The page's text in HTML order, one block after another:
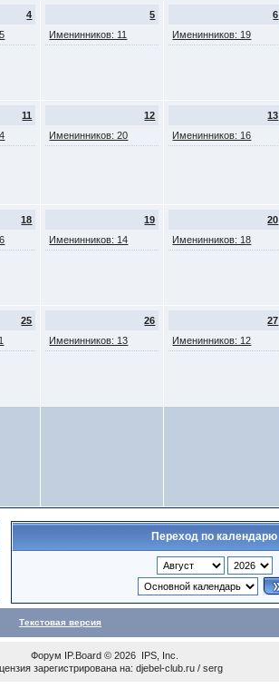
4
5
Именинников: 11
6
Именинников: 19
11
12
Именинников: 20
13
Именинников: 16
18
19
Именинников: 14
20
Именинников: 18
25
26
Именинников: 13
27
Именинников: 12
Переход по календарю
Текстовая версия
Форум IP.Board © 2026 IPS, Inc
зарегистрирована на: djebel-club.ru / serg